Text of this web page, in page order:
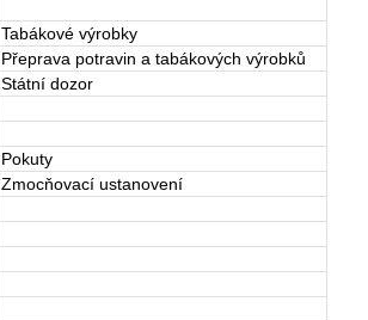
Tabákové výrobky
Přeprava potravin a tabákových výrobků
Státní dozor
Pokuty
Zmocňovací ustanovení
"náhradě
škod"